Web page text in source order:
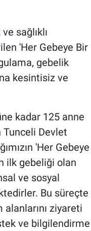
sağlıklı
'Her Gebeye Bir
gebelik
kesintisiz ve
kadar 125 anne
Tunceli Devlet
'Her Gebeye
ilk gebeliği olan
ve sosyal
Bu süreçte
ziyareti
ve bilgilendirme